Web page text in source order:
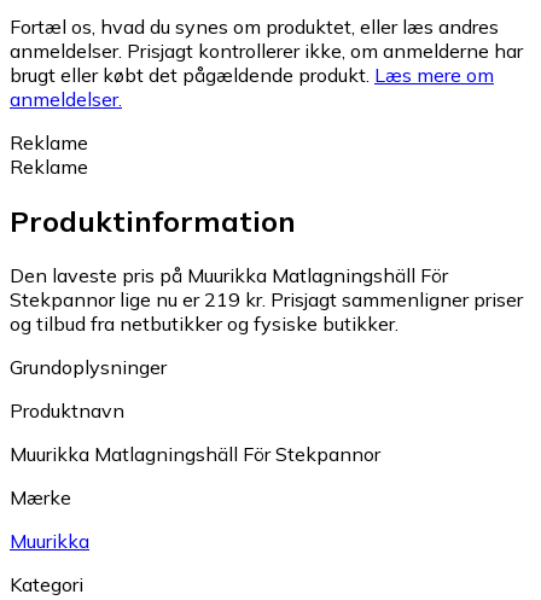
Fortæl os, hvad du synes om produktet, eller læs andres
anmeldelser. Prisjagt kontrollerer ikke, om anmelderne har
brugt eller købt det pågældende produkt. Læs mere om
anmeldelser.
Reklame
Reklame
Produktinformation
Den laveste pris på Muurikka Matlagningshäll För
Stekpannor lige nu er 219 kr. Prisjagt sammenligner priser
og tilbud fra netbutikker og fysiske butikker.
Grundoplysninger
Produktnavn
Muurikka Matlagningshäll För Stekpannor
Mærke
Muurikka
Kategori